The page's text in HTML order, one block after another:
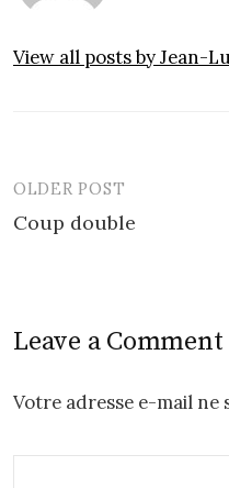
View all posts by Jean-
Post
navigation
OLDER POST
Coup double
Leave a Comment
Votre adresse e-mail ne